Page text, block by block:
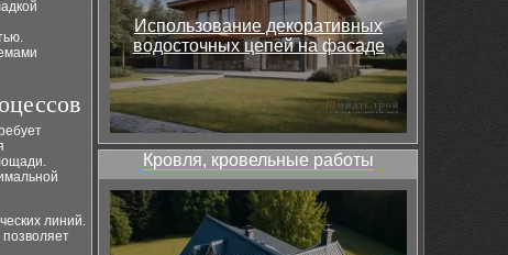
линий.
Использование декоративных
водосточных цепей на фасаде
Кровля, кровельные работы